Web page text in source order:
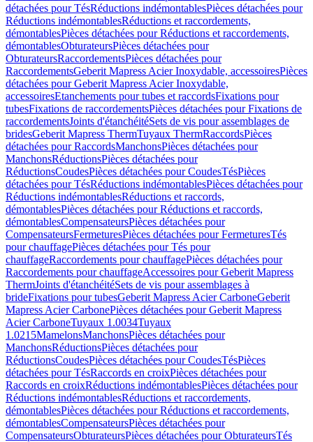
détachées pour TésRéductions indémontablesPièces détachées pour
Réductions indémontablesRéductions et raccordements,
démontablesPièces détachées pour Réductions et raccordements,
démontablesObturateursPièces détachées pour
ObturateursRaccordementsPièces détachées pour
RaccordementsGeberit Mapress Acier Inoxydable, accessoiresPièces
détachées pour Geberit Mapress Acier Inoxydable,
accessoiresEtanchements pour tubes et raccordsFixations pour
tubesFixations de raccordementsPièces détachées pour Fixations de
raccordementsJoints d'étanchéitéSets de vis pour assemblages de
bridesGeberit Mapress ThermTuyaux ThermRaccordsPièces
détachées pour RaccordsManchonsPièces détachées pour
ManchonsRéductionsPièces détachées pour
RéductionsCoudesPièces détachées pour CoudesTésPièces
détachées pour TésRéductions indémontablesPièces détachées pour
Réductions indémontablesRéductions et raccords,
démontablesPièces détachées pour Réductions et raccords,
démontablesCompensateursPièces détachées pour
CompensateursFermeturesPièces détachées pour FermeturesTés
pour chauffagePièces détachées pour Tés pour
chauffageRaccordements pour chauffagePièces détachées pour
Raccordements pour chauffageAccessoires pour Geberit Mapress
ThermJoints d'étanchéitéSets de vis pour assemblages à
brideFixations pour tubesGeberit Mapress Acier CarboneGeberit
Mapress Acier CarbonePièces détachées pour Geberit Mapress
Acier CarboneTuyaux 1.0034Tuyaux
1.0215MamelonsManchonsPièces détachées pour
ManchonsRéductionsPièces détachées pour
RéductionsCoudesPièces détachées pour CoudesTésPièces
détachées pour TésRaccords en croixPièces détachées pour
Raccords en croixRéductions indémontablesPièces détachées pour
Réductions indémontablesRéductions et raccordements,
démontablesPièces détachées pour Réductions et raccordements,
démontablesCompensateursPièces détachées pour
CompensateursObturateursPièces détachées pour ObturateursTés